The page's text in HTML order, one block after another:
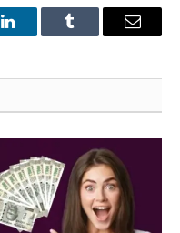
LinkedInTumblr Email